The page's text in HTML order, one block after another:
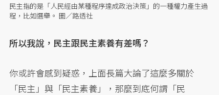
民主指的是「人民經由某種程序達成政治決策」的一種權力產生過
程，比如選舉。 圖／路透社
所以我說，民主跟民主素養有差嗎？
你或許會感到疑惑，上面長篇大論了這麼多關於
「民主」與「民主素養」，那麼到底何謂「民